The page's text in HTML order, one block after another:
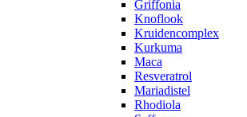
Griffonia
Knoflook
Kruidencomplex
Kurkuma
Maca
Resveratrol
Mariadistel
Rhodiola